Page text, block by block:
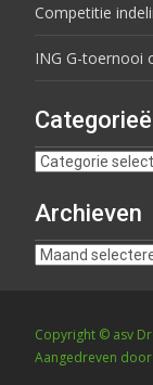
Competitie
ING G-toernooi
Archieven
Copyright © asv
Aangedreven